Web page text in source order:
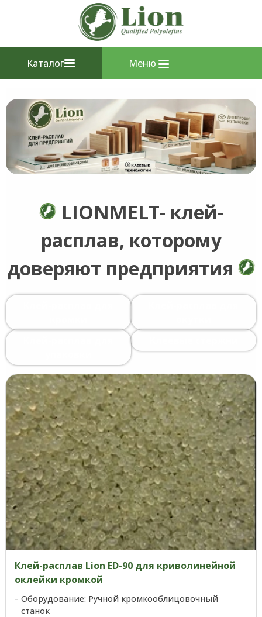
Каталог Меню
LIONMELT- клей-
расплав, которому
доверяют предприятия
Клей-расплав Lion ED-90 для криволинейной
оклейки кромкой
Оборудование: Ручной кромкооблицовочный
станок